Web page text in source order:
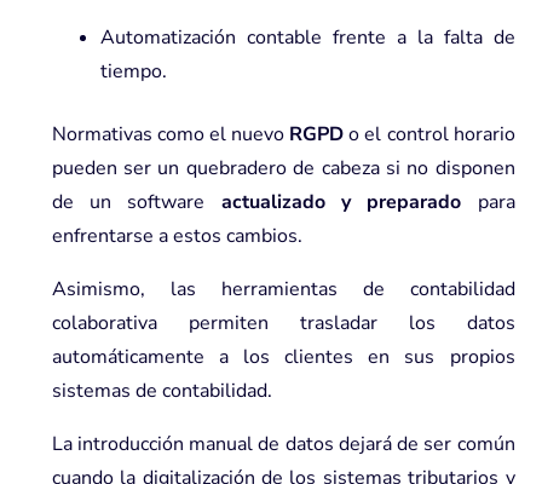
Automatización contable frente a la falta de
tiempo.
Normativas como el nuevo RGPDo el control horario
pueden ser un quebradero de cabeza si no disponen
de un software actualizado y preparado para
enfrentarse a estos cambios.
Asimismo, las herramientas de contabilidad
colaborativa permiten trasladar los datos
automáticamente a los clientes en sus propios
sistemas de contabilidad.
La introducción manual de datos dejará de ser común
cuando la digitalización de los sistemas tributarios y